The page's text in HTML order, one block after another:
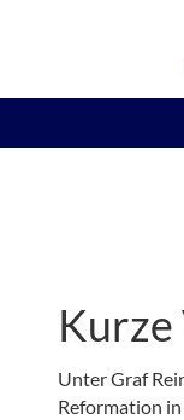
Kurze
Unter Graf
Reformation